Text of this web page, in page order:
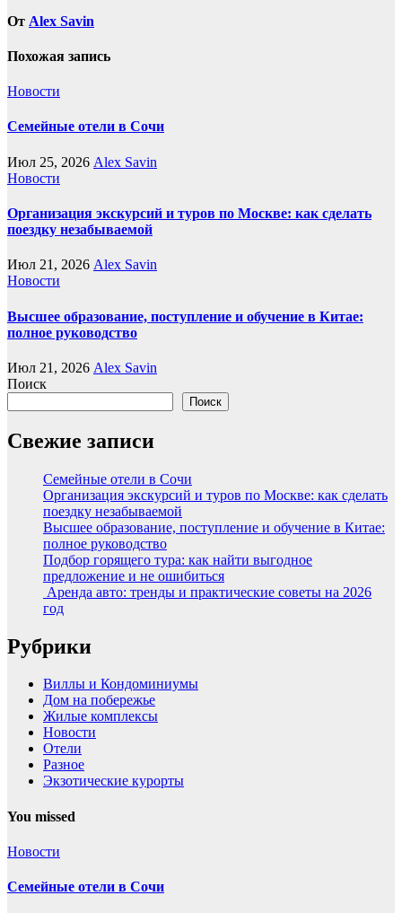
От Alex Savin
Похожая запись
Новости
Семейные отели в Сочи
Июл 25, 2026 Alex Savin
Новости
Организация экскурсий и туров по Москве: как сделать
поездку незабываемой
Июл 21, 2026 Alex Savin
Новости
Высшее образование, поступление и обучение в Китае:
полное руководство
Июл 21, 2026 Alex Savin
Поиск
Поиск
Свежие записи
Семейные отели в Сочи
Организация экскурсий и туров по Москве: как сделать
поездку незабываемой
Высшее образование, поступление и обучение в Китае:
полное руководство
Подбор горящего тура: как найти выгодное
предложение и не ошибиться
Аренда авто: тренды и практические советы на 2026
год
Рубрики
Виллы и Кондоминиумы
Дом на побережье
Жилые комплексы
Новости
Отели
Разное
Экзотические курорты
You missed
Новости
Семейные отели в Сочи